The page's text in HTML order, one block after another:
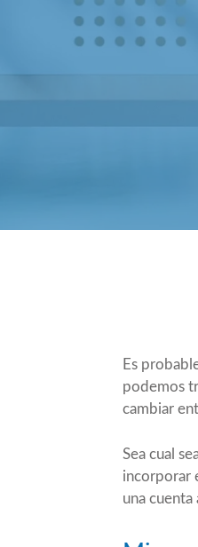
Es
podemos
cambiar
Sea cual
incorporar
una cuenta